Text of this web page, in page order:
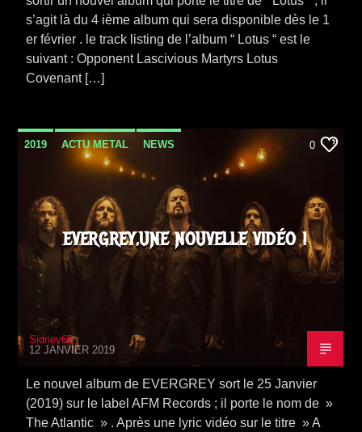
s’agit là du 4 ième album qui sera disponible dès le 1
er février . le track listing de l’album “ Lotus “ est le
suivant : Opponent Lascivious Martyrs Lotus
Covenant […]
2019 ACTU METAL NEWS
SORTIE ALBUM VIDEO STORIES
0
EVERGREY,UNE NOUVELLE VIDÉO !
Sidney65
12 JANVIER 2019
Le nouvel album de EVERGREY sort le 25 Janvier
(2019) sur le label AFM Records ; il porte le nom de »
The Atlantic » . Après une lyric vidéo sur le titre » A